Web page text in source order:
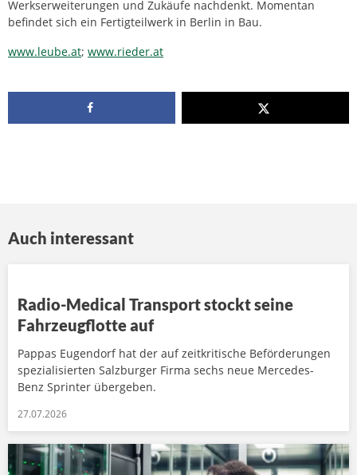
Werkserweiterungen und Zukäufe nachdenkt. Momentan
befindet sich ein Fertigteilwerk in Berlin in Bau.
www.leube.at; www.rieder.at
Auch interessant
Radio-Medical Transport stockt seine
Fahrzeugflotte auf
Pappas Eugendorf hat der auf zeitkritische Beförderungen
spezialisierten Salzburger Firma sechs neue Mercedes-
Benz Sprinter übergeben.
27.07.2026